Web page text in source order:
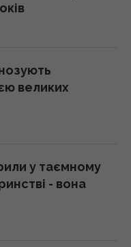
великих
у таємному
- вона